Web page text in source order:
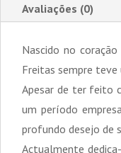
Avaliações (0)
Nascido no
Freitas sempre
Apesar de ter feito
um período
profundo desejo de
Actualmente